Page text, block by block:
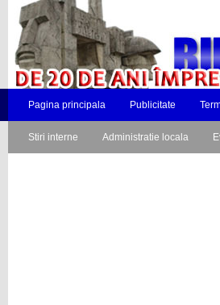
Pagina principala Publicitate
Stiri interne Administratie locala